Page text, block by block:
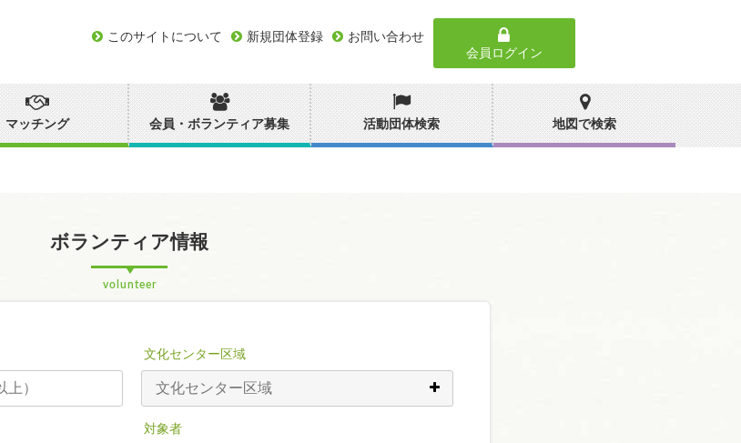
このサイトについて 新規団体登録
お問い合わせ
会員ログイン
マッチング 会員・ボランティア募集 活動団体検索 地図で検索
ボランティア情報
volunteer
文化センター区域
対象者